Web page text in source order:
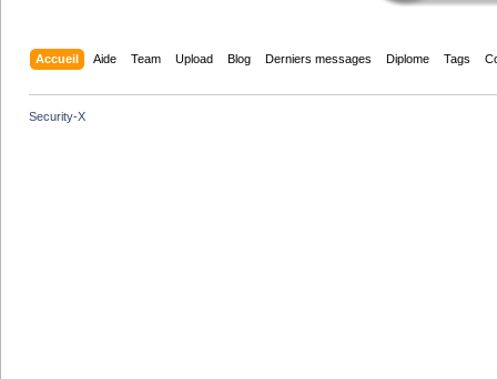
Accueil Aide Team Upload Blog Derniers messages Diplome Tags
Security-X